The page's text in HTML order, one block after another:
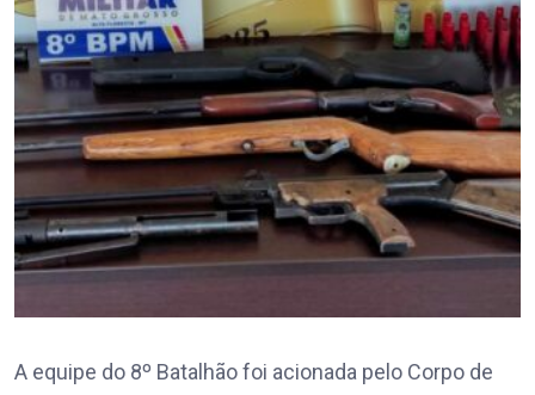
A equipe do 8º Batalhão foi acionada pelo Corpo de